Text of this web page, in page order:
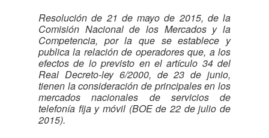
Resolución de 21 de mayo de 2015, de la
Comisión Nacional de los Mercados y la
Competencia, por la que se establece y
publica la relación de operadores que, a los
efectos de lo previsto en el artículo 34 del
Real Decreto-ley 6/2000, de 23 de junio,
tienen la consideración de principales en los
mercados nacionales de servicios de
telefonía fija y móvil (BOE de 22 de julio de
2015).